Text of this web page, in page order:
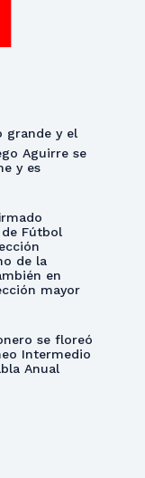
grande y el
Aguirre se
y es
Fútbol
de la
en
mayor
se floreó
Intermedio
Anual